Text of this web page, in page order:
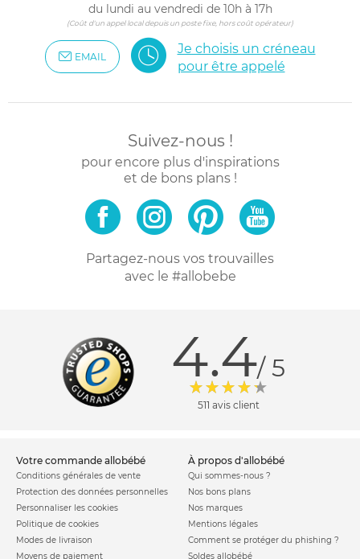
du lundi au vendredi de 10h à 17h
(Coût d'un appel local depuis un poste fixe, hors coût opérateur)
EMAIL
Je choisis un créneau
pour être appelé
Suivez-nous !
pour encore plus d'inspirations
et de bons plans !
Partagez-nous vos trouvailles
avec le #allobebe
4.4/ 5
511 avis client
votre commande allobébé
Conditions générales de vente
Protection des données personnelles
Personnaliser les cookies
Politique de cookies
Modes de livraison
Moyens de paiement
à propos d'allobébé
Qui sommes-nous ?
Nos bons plans
Nos marques
Mentions légales
Comment se protéger du phishing ?
Soldes allobébé